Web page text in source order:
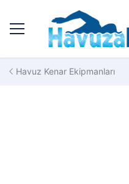
Havuz Kenar Ekipmanları